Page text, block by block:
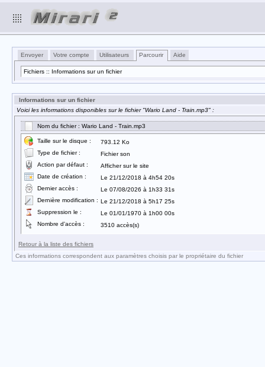
Envoyer Votre compte Utilisateurs Parcourir Aide
Fichiers :: Informations sur un fichier
Informations sur un fichier
Voici les informations disponibles sur le fichier "Wario Land - Train.mp3" :
Nom du fichier : Wario Land - Train.mp3
Taille sur le disque :
793.12 Ko
Type de fichier :
Fichier son
Action par défaut :
Afficher sur le site
Date de création :
Le 21/12/2018 à 4h54 20s
Dernier accès :
Le 07/08/2026 à 1h33 31s
Dernière modification : Le 21/12/2018 à 5h17 25s
Suppression le :
Le 01/01/1970 à 1h00 00s
Nombre d'accès :
3510 accès(s)
Retour à la liste des fichiers
Ces informations correspondent aux paramètres choisis par le propriétaire du fichier